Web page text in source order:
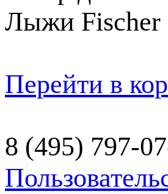
Лыжи Fischer
Перейти в
8 (495) 797-